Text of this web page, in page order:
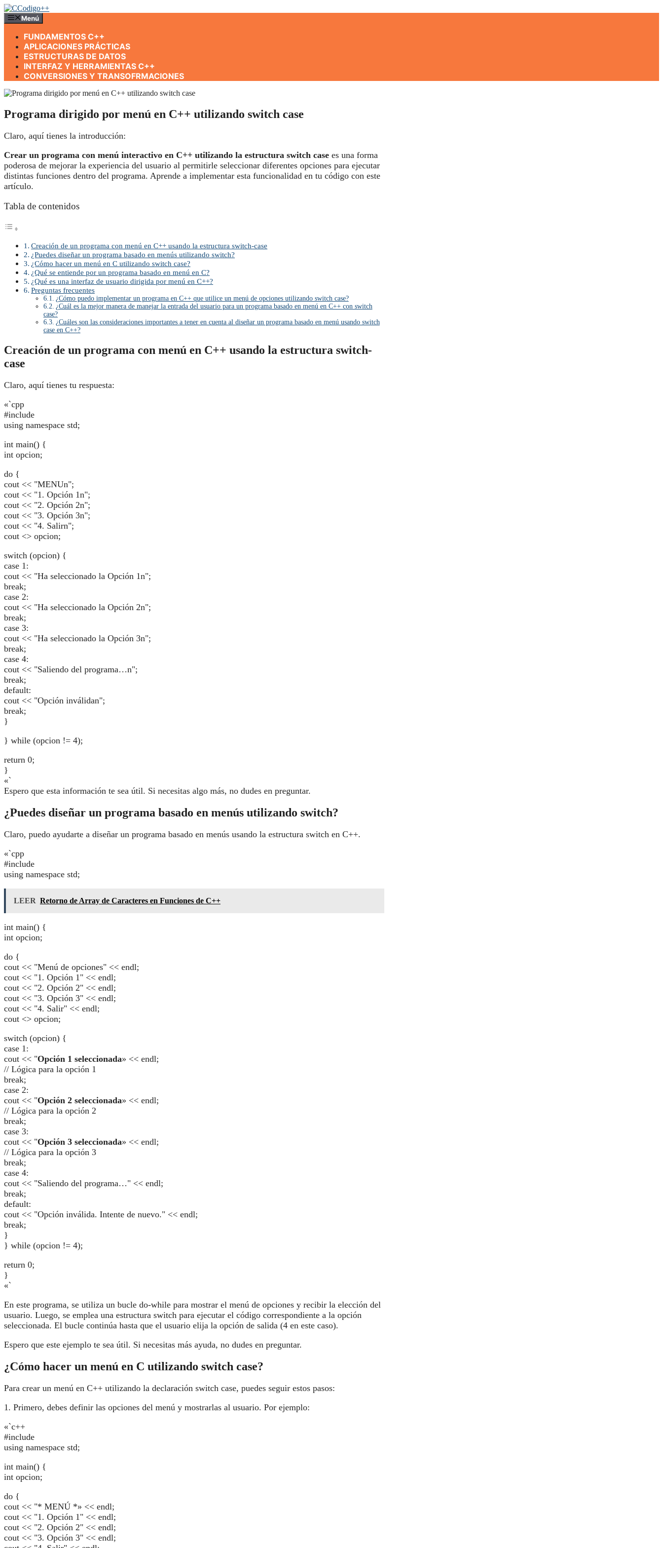
Saltar
al
contenido
Menú
FUNDAMENTOS C++
APLICACIONES PRÁCTICAS
ESTRUCTURAS DE DATOS
INTERFAZ Y HERRAMIENTAS C++
CONVERSIONES Y TRANSOFRMACIONES
Programa dirigido por menú en C++ utilizando switch case
Claro, aquí tienes la introducción:
Crear un programa con menú interactivo en C++ utilizando la estructura switch case es una forma
poderosa de mejorar la experiencia del usuario al permitirle seleccionar diferentes opciones para ejecutar
distintas funciones dentro del programa. Aprende a implementar esta funcionalidad en tu código con este
artículo.
Tabla de contenidos
Creación de un programa con menú en C++ usando la estructura switch-case
¿Puedes diseñar un programa basado en menús utilizando switch?
¿Cómo hacer un menú en C utilizando switch case?
¿Qué se entiende por un programa basado en menú en C?
¿Qué es una interfaz de usuario dirigida por menú en C++?
Preguntas frecuentes
¿Cómo puedo implementar un programa en C++ que utilice un menú de opciones utilizando switch case?
¿Cuál es la mejor manera de manejar la entrada del usuario para un programa basado en menú en C++ con switch
case?
¿Cuáles son las consideraciones importantes a tener en cuenta al diseñar un programa basado en menú usando switch
case en C++?
Creación de un programa con menú en C++ usando la estructura switch-
case
Claro, aquí tienes tu respuesta:
«`cpp
#include
using namespace std;
int main() {
int opcion;
do {
cout << "MENUn";
cout << "1. Opción 1n";
cout << "2. Opción 2n";
cout << "3. Opción 3n";
cout << "4. Salirn";
cout <> opcion;
switch (opcion) {
case 1:
cout << "Ha seleccionado la Opción 1n";
break;
case 2:
cout << "Ha seleccionado la Opción 2n";
break;
case 3:
cout << "Ha seleccionado la Opción 3n";
break;
case 4:
cout << "Saliendo del programa…n";
break;
default:
cout << "Opción inválidan";
break;
}
} while (opcion != 4);
return 0;
}
«`
Espero que esta información te sea útil. Si necesitas algo más, no dudes en preguntar.
¿Puedes diseñar un programa basado en menús utilizando switch?
Claro, puedo ayudarte a diseñar un programa basado en menús usando la estructura switch en C++.
«`cpp
#include
using namespace std;
LEER Retorno de Array de Caracteres en Funciones de C++
int main() {
int opcion;
do {
cout << "Menú de opciones" << endl;
cout << "1. Opción 1" << endl;
cout << "2. Opción 2" << endl;
cout << "3. Opción 3" << endl;
cout << "4. Salir" << endl;
cout <> opcion;
switch (opcion) {
case 1:
cout << "Opción 1 seleccionada» << endl;
// Lógica para la opción 1
break;
case 2:
cout << "Opción 2 seleccionada» << endl;
// Lógica para la opción 2
break;
case 3:
cout << "Opción 3 seleccionada» << endl;
// Lógica para la opción 3
break;
case 4:
cout << "Saliendo del programa…" << endl;
break;
default:
cout << "Opción inválida. Intente de nuevo." << endl;
break;
}
} while (opcion != 4);
return 0;
}
«`
En este programa, se utiliza un bucle do-while para mostrar el menú de opciones y recibir la elección del
usuario. Luego, se emplea una estructura switch para ejecutar el código correspondiente a la opción
seleccionada. El bucle continúa hasta que el usuario elija la opción de salida (4 en este caso).
Espero que este ejemplo te sea útil. Si necesitas más ayuda, no dudes en preguntar.
¿Cómo hacer un menú en C utilizando switch case?
Para crear un menú en C++ utilizando la declaración switch case, puedes seguir estos pasos:
1. Primero, debes definir las opciones del menú y mostrarlas al usuario. Por ejemplo:
«`c++
#include
using namespace std;
int main() {
int opcion;
do {
cout << "* MENÚ *» << endl;
cout << "1. Opción 1" << endl;
cout << "2. Opción 2" << endl;
cout << "3. Opción 3" << endl;